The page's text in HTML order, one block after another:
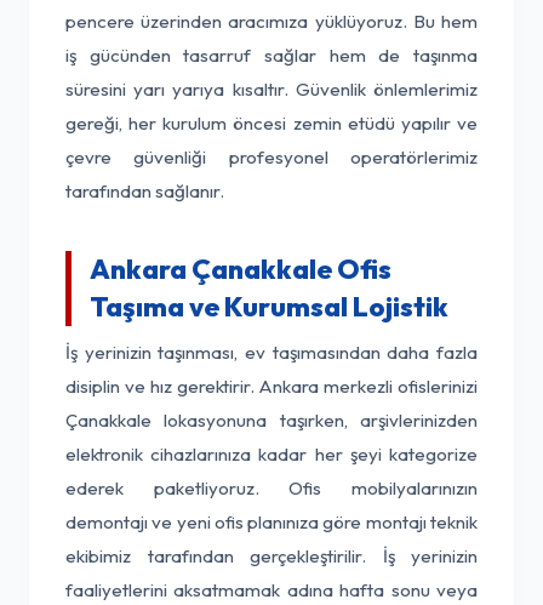
pencere üzerinden aracımıza yüklüyoruz. Bu hem
iş gücünden tasarruf sağlar hem de taşınma
süresini yarı yarıya kısaltır. Güvenlik önlemlerimiz
gereği, her kurulum öncesi zemin etüdü yapılır ve
çevre güvenliği profesyonel operatörlerimiz
tarafından sağlanır.
Ankara Çanakkale Ofis
Taşıma ve Kurumsal Lojistik
İş yerinizin taşınması, ev taşımasından daha fazla
disiplin ve hız gerektirir. Ankara merkezli ofislerinizi
Çanakkale lokasyonuna taşırken, arşivlerinizden
elektronik cihazlarınıza kadar her şeyi kategorize
ederek paketliyoruz. Ofis mobilyalarınızın
demontajı ve yeni ofis planınıza göre montajı teknik
ekibimiz tarafından gerçekleştirilir. İş yerinizin
faaliyetlerini aksatmamak adına hafta sonu veya